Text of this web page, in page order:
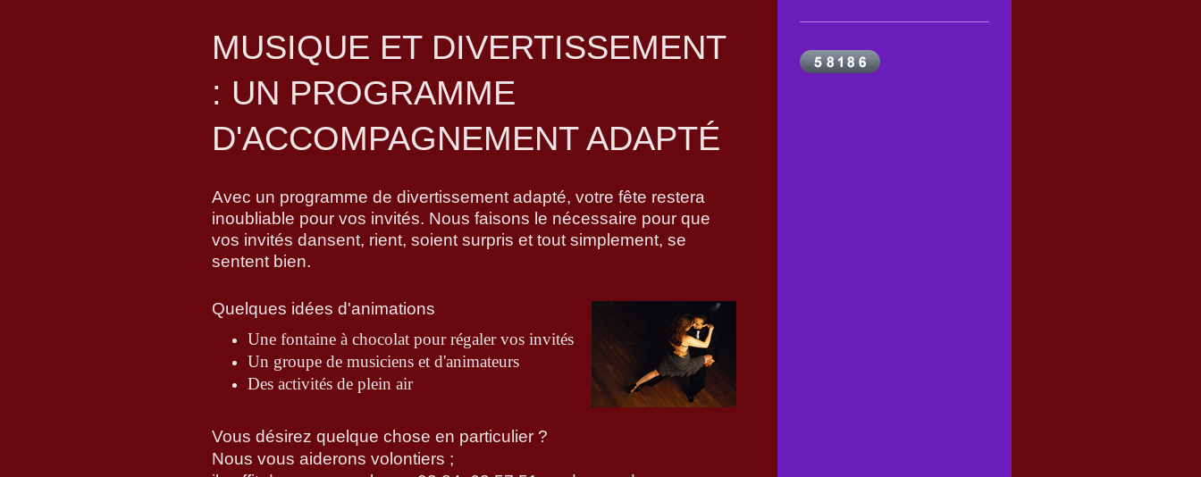
MUSIQUE ET DIVERTISSEMENT
: UN PROGRAMME
D'ACCOMPAGNEMENT ADAPTÉ
Avec un programme de divertissement adapté, votre fête restera
inoubliable pour vos invités. Nous faisons le nécessaire pour que
vos invités dansent, rient, soient surpris et tout simplement, se
sentent bien.
Quelques idées d'animations
Une fontaine à chocolat pour régaler vos invités
Un groupe de musiciens et d'animateurs
Des activités de plein air
Vous désirez quelque chose en particulier ?
Nous vous aiderons volontiers ;